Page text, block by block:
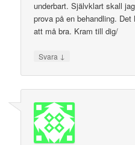
underbart. Självklart skall
prova på en behandling.
att må bra. Kram till dig/
Svara ↓